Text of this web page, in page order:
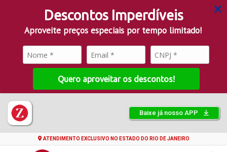
Descontos Imperdíveis
Aproveite preços especiais por tempo limitado!
Quero aproveitar os descontos!
Baixe já nosso APP
ATENDIMENTO EXCLUSIVO NO ESTADO DO RIO DE JANEIRO